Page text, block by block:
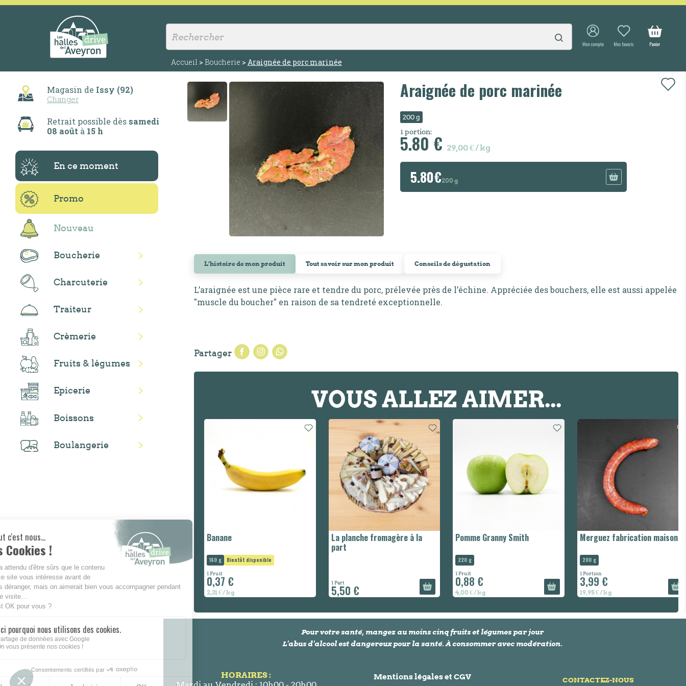
Accueil > Boucherie > Araignée de porc marinée
Magasin de Issy (92)
Changer
Retrait possible dès samedi
08 août à 15 h
En ce moment
Promo
Nouveau
Boucherie
Charcuterie
Traiteur
Crèmerie
Fruits & légumes
Epicerie
Boissons
Boulangerie
Araignée de porc marinée
200 g
1 portion:
5.80 € 29,00 € / kg
5.80€200 g
L’histoire de mon produit Tout savoir sur mon produit Conseils de dégustation
L’araignée est une pièce rare et tendre du porc, prélevée près de l’échine. Appréciée des bouchers, elle est aussi appelée
"muscle du boucher" en raison de sa tendreté exceptionnelle.
Partager
VOUS ALLEZ AIMER...
Banane
160 g Bientôt disponible
1 Fruit
0,37 €
2,31 € / kg
La planche fromagère à la
part
1 Part
5,50 €
Pomme Granny Smith
220 g
1 Fruit
0,88 €
4,00 € / kg
Merguez fabrication maison
200 g
1 Portion
3,99 €
19,95 € / kg
Pour votre santé, mangez au moins cinq fruits et légumes par jour
L'abus d'alcool est dangereux pour la santé. À consommer avec modération.
HORAIRES :
Mentions légales et CGV
CONTACTEZ-NOUS